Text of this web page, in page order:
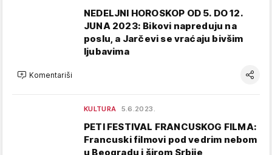
NEDELJNI HOROSKOP OD 5. DO 12.
JUNA 2023: Bikovi napreduju na
poslu, a Jarčevi se vraćaju bivšim
ljubavima
Komentariši
KULTURA 5.6.2023.
PETI FESTIVAL FRANCUSKOG FILMA:
Francuski filmovi pod vedrim nebom
u Beogradu i širom Srbije